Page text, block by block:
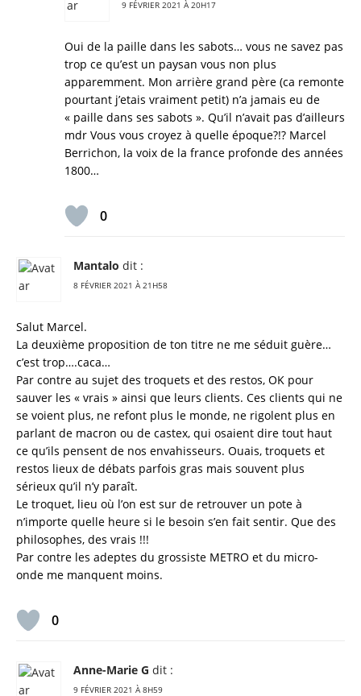
9 FÉVRIER 2021 À 20H17
Oui de la paille dans les sabots… vous ne savez pas
trop ce qu’est un paysan vous non plus
apparemment. Mon arrière grand père (ca remonte
pourtant j’etais vraiment petit) n’a jamais eu de
« paille dans ses sabots ». Qu’il n’avait pas d’ailleurs
mdr Vous vous croyez à quelle époque?!? Marcel
Berrichon, la voix de la france profonde des années
1800…
0
Mantalo dit :
8 FÉVRIER 2021 À 21H58
Salut Marcel.
La deuxième proposition de ton titre ne me séduit guère…
c’est trop….caca…
Par contre au sujet des troquets et des restos, OK pour
sauver les « vrais » ainsi que leurs clients. Ces clients qui ne
se voient plus, ne refont plus le monde, ne rigolent plus en
parlant de macron ou de castex, qui osaient dire tout haut
ce qu’ils pensent de nos envahisseurs. Ouais, troquets et
restos lieux de débats parfois gras mais souvent plus
sérieux qu’il n’y paraît.
Le troquet, lieu où l’on est sur de retrouver un pote à
n’importe quelle heure si le besoin s’en fait sentir. Que des
philosophes, des vrais !!!
Par contre les adeptes du grossiste METRO et du micro-
onde me manquent moins.
0
Anne-Marie G dit :
9 FÉVRIER 2021 À 8H59